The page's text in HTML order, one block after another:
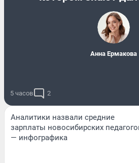
Анна Ермакова
5 часов 2
Аналитики назвали средние
зарплаты новосибирских
— инфографика